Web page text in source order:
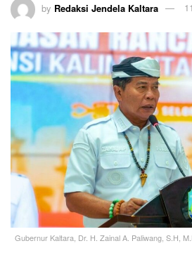
by Redaksi Jendela Kaltara
Gubernur Kaltara, Dr. H. Zainal A. Paliwang, S.H,